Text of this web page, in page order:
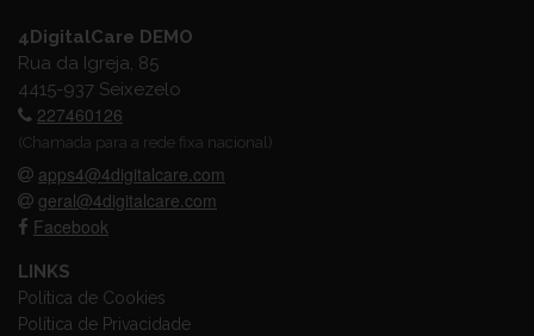
4DigitalCare DEMO
Rua da Igreja, 85
4415-937 Seixezelo
227460126
(Chamada para a rede fixa nacional)
apps4@4digitalcare.com
geral@4digitalcare.com
Facebook
LINKS
Política de Cookies
Política de Privacidade